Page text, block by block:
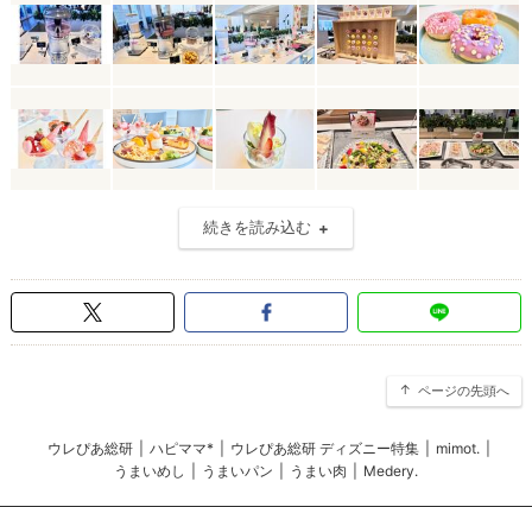
続きを読み込む
ページの先頭へ
ウレぴあ総研 ハピママ* ウレぴあ総研 ディズニー特集 mimot.
うまいめし
うまいパン うまい肉 Medery.